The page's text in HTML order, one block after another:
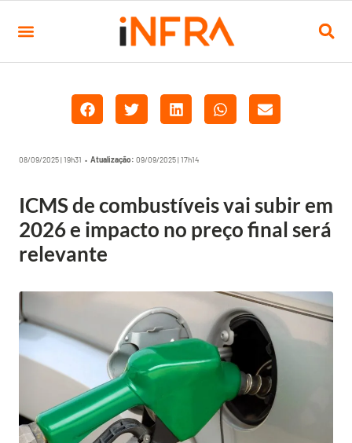
08/09/2025 | 19h31 • Atualização: 09/09/2025 | 17h14
ICMS de combustíveis vai subir em
2026 e impacto no preço final será
relevante